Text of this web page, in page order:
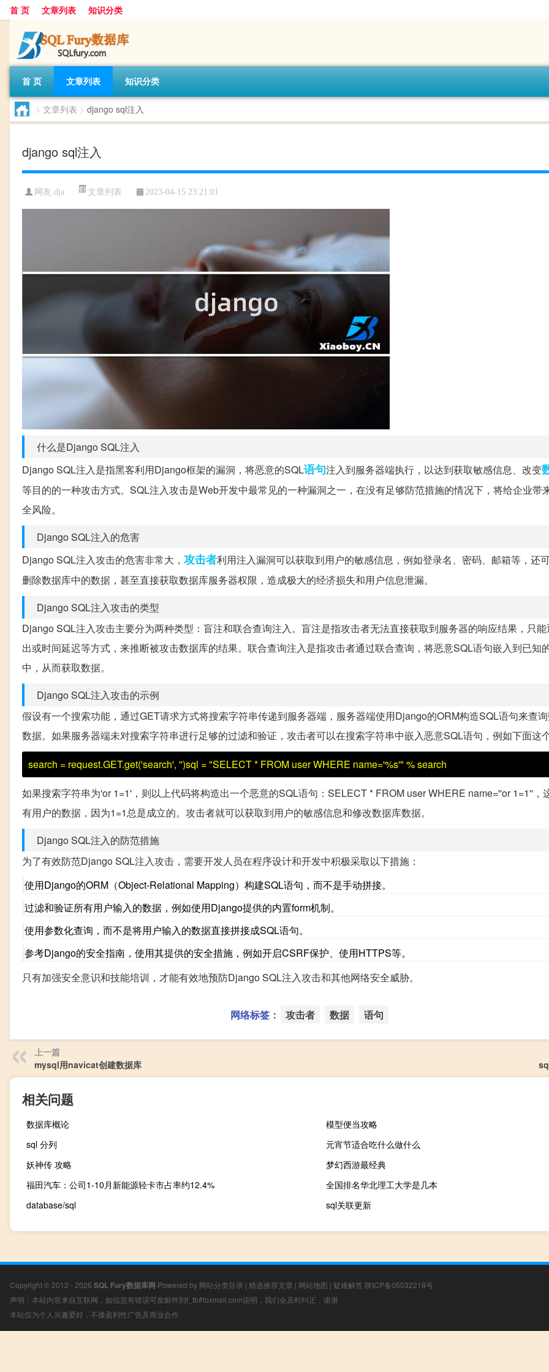
首 页 文章列表 知识分类
首 页 文章列表 知识分类
> 文章列表 > django sql注入
django sql注入
网友:dja 文章列表 2023-04-15 23:21:01
什么是Django SQL注入
Django SQL注入是指黑客利用Django框架的漏洞，将恶意的SQL语句注入到服务器端执行，以达到获取敏感信息、改变
等目的的一种攻击方式。SQL注入攻击是Web开发中最常见的一种漏洞之一，在没有足够防范措施的情况下，将给企业带
全风险。
Django SQL注入的危害
Django SQL注入攻击的危害非常大， 攻击者利用注入漏洞可以获取到用户的敏感信息，例如登录名、密码、邮箱等，还
删除数据库中的数据，甚至直接获取数据库服务器权限，造成极大的经济损失和用户信息泄漏。
Django SQL注入攻击的类型
Django SQL注入攻击主要分为两种类型：盲注和联合查询注入。盲注是指攻击者无法直接获取到服务器的响应结果，只
出或时间延迟等方式，来推断被攻击数据库的结果。联合查询注入是指攻击者通过联合查询，将恶意SQL语句嵌入到已知
中，从而获取数据。
Django SQL注入攻击的示例
假设有一个搜索功能，通过GET请求方式将搜索字符串传递到服务器端，服务器端使用Django的ORM构造SQL语句来查
数据。如果服务器端未对搜索字符串进行足够的过滤和验证，攻击者可以在搜索字符串中嵌入恶意SQL语句，例如下面这
search = request.GET.get('search', '')sql = "SELECT * FROM user WHERE name='%s'" % search
如果搜索字符串为'or 1=1'，则以上代码将构造出一个恶意的SQL语句：SELECT * FROM user WHERE name=''or 1=1''，
有用户的数据，因为1=1总是成立的。攻击者就可以获取到用户的敏感信息和修改数据库数据。
Django SQL注入的防范措施
为了有效防范Django SQL注入攻击，需要开发人员在程序设计和开发中积极采取以下措施：
使用Django的ORM（Object-Relational Mapping）构建SQL语句，而不是手动拼接。
过滤和验证所有用户输入的数据，例如使用Django提供的内置form机制。
使用参数化查询，而不是将用户输入的数据直接拼接成SQL语句。
参考Django的安全指南，使用其提供的安全措施，例如开启CSRF保护、使用HTTPS等。
只有加强安全意识和技能培训，才能有效地预防Django SQL注入攻击和其他网络安全威胁。
网络标签： 攻击者 数据 语句
上一篇
mysql用navicat创建数据库
相关问题
数据库概论
模型便当攻略
sql 分列
元宵节适合吃什么做什么
妖神传 攻略
梦幻西游最经典
福田汽车：公司1-10月新能源轻卡市占率约12.4%
全国排名华北理工大学是几本
database/sql
sql关联更新
Copyright © 2012 - 2026 SQL Fury数据库网 Powered by 网站分类目录 | 精选推荐文章 | 网站地图 | 疑难解答 陕ICP备05032218号
声明：本站内容来自互联网，如信息有错误可发邮件到f_fb#foxmail.com说明，我们会及时纠正，谢谢
本站仅为个人兴趣爱好，不接盈利性广告及商业合作